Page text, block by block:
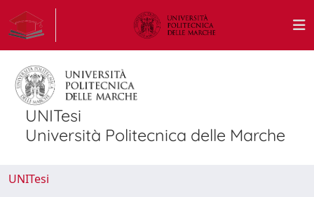
UNITesi
Università Politecnica delle Marche
UNITesi